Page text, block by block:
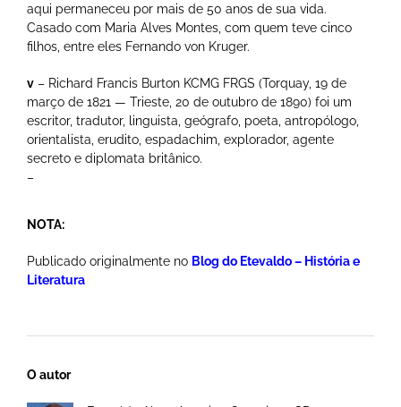
aqui permaneceu por mais de 50 anos de sua vida.
Casado com Maria Alves Montes, com quem teve cinco
filhos, entre eles Fernando von Kruger.
v – Richard Francis Burton KCMG FRGS (Torquay, 19 de
março de 1821 — Trieste, 20 de outubro de 1890) foi um
escritor, tradutor, linguista, geógrafo, poeta, antropólogo,
orientalista, erudito, espadachim, explorador, agente
secreto e diplomata britânico.
–
NOTA:
Publicado originalmente no Blog do Etevaldo – História e
Literatura
O autor